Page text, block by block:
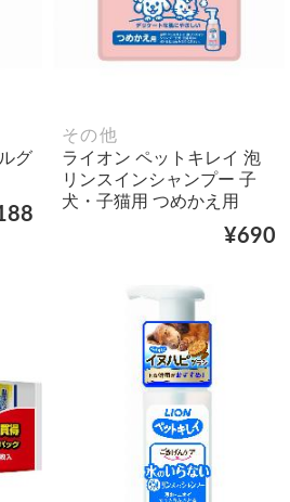
グ
その他
ライオン ペットキレイ 泡
リンスインシャンプー 子
犬・子猫用 つめかえ用
¥690